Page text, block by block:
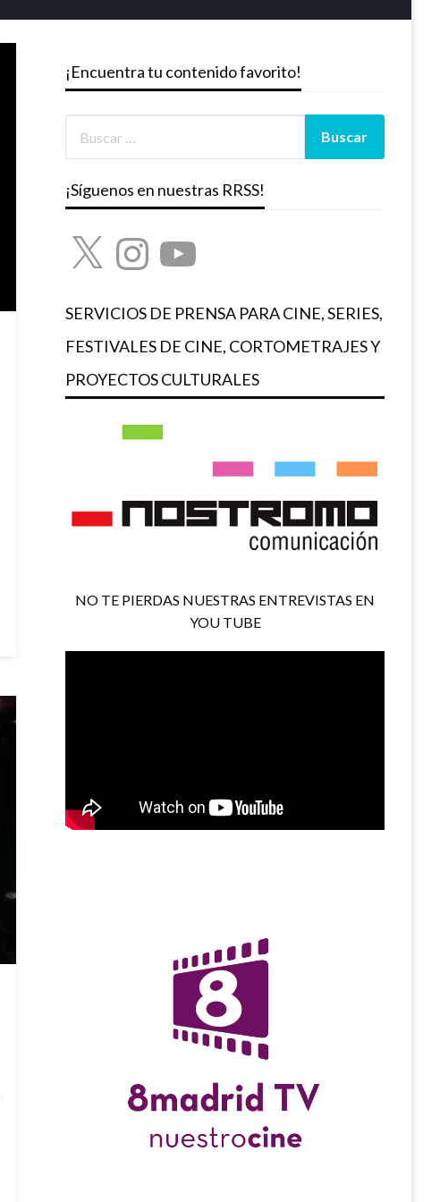
¡Encuentra tu contenido favorito!
¡Síguenos en nuestras RRSS!
X InstagramYouTube
SERVICIOS DE PRENSA PARA CINE, SERIES,
FESTIVALES DE CINE, CORTOMETRAJES Y
PROYECTOS CULTURALES
NO TE PIERDAS NUESTRAS ENTREVISTAS EN
YOU TUBE